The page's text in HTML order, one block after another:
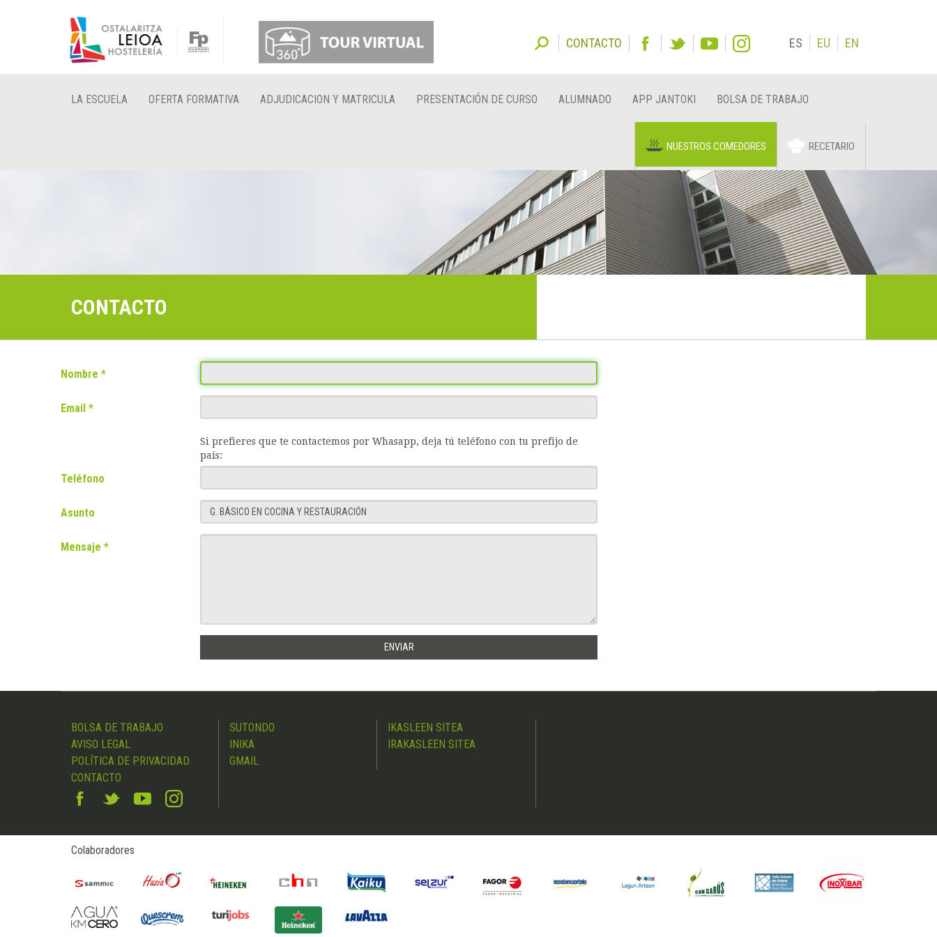
CONTACTO ES EU EN
LA ESCUELA OFERTA FORMATIVA ADJUDICACION Y MATRICULA PRESENTACIÓN DE CURSO ALUMNADO APP JANTOKI BOLSA DE TRABAJO
NUESTROS COMEDORES RECETARIO
CONTACTO
Nombre
Email
Si prefieres que te contactemos por Whasapp, deja tú teléfono con tu prefijo de
país:
Teléfono
Asunto
Mensaje
BOLSA DE TRABAJO
AVISO LEGAL
POLÍTICA DE PRIVACIDAD
CONTACTO
SUTONDO
INIKA
GMAIL
IKASLEEN SITEA
IRAKASLEEN SITEA
Colaboradores